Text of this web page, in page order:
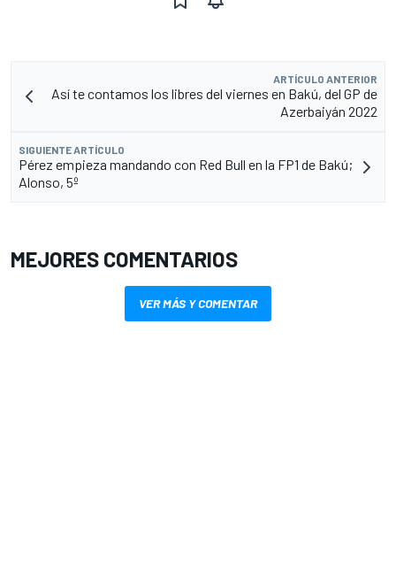
ARTÍCULO ANTERIOR
Así te contamos los libres del viernes en Bakú, del GP de
Azerbaiyán 2022
SIGUIENTE ARTÍCULO
Pérez empieza mandando con Red Bull en la FP1 de Bakú;
Alonso, 5º
MEJORES COMENTARIOS
VER MÁS Y COMENTAR